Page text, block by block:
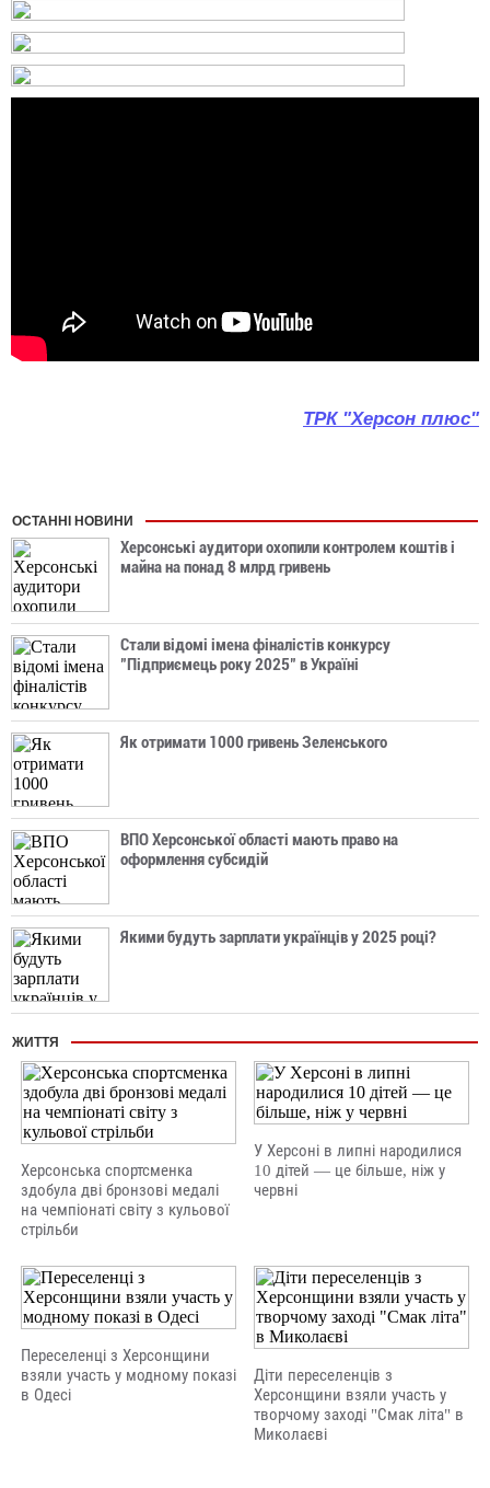
ТРК "Херсон плюс"
ОСТАННІ НОВИНИ
Херсонські аудитори охопили контролем коштів і
майна на понад 8 млрд гривень
Стали відомі імена фіналістів конкурсу
"Підприємець року 2025" в Україні
Як отримати 1000 гривень Зеленського
ВПО Херсонської області мають право на
оформлення субсидій
Якими будуть зарплати українців у 2025 році?
ЖИТТЯ
Херсонська спортсменка
здобула дві бронзові медалі
на чемпіонаті світу з кульової
стрільби
У Херсоні в липні народилися
10 дітей — це більше, ніж у
червні
Переселенці з Херсонщини
взяли участь у модному показі
в Одесі
Діти переселенців з
Херсонщини взяли участь у
творчому заході "Смак літа" в
Миколаєві